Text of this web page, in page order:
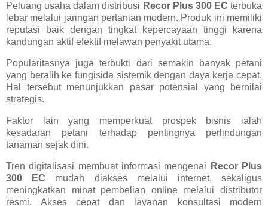
Peluang usaha dalam distribusi Recor Plus 300 EC terbuka
lebar melalui jaringan pertanian modern. Produk ini memiliki
reputasi baik dengan tingkat kepercayaan tinggi karena
kandungan aktif efektif melawan penyakit utama.
Popularitasnya juga terbukti dari semakin banyak petani
yang beralih ke fungisida sistemik dengan daya kerja cepat.
Hal tersebut menunjukkan pasar potensial yang bernilai
strategis.
Faktor lain yang memperkuat prospek bisnis ialah
kesadaran petani terhadap pentingnya perlindungan
tanaman sejak dini.
Tren digitalisasi membuat informasi mengenai
Recor Plus
300 EC mudah diakses melalui internet, sekaligus
meningkatkan minat pembelian online melalui distributor
resmi. Akses cepat dan layanan konsultasi modern